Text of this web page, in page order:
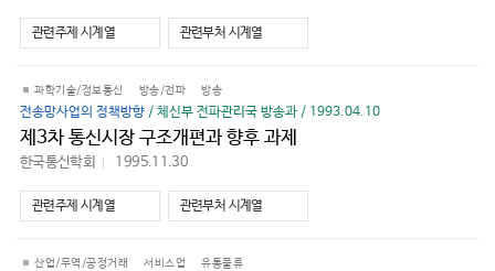
가
기
관련주제 시계열 관련부처 시계열
과학기술/정보통신 방송/전파 방송
전송망사업의 정책방향 / 체신부 전파관리국 방송과 / 1993.04.10
제3차 통신시장 구조개편과 향후 과제
한국통신학회 1995.11.30
가
기
관련주제 시계열 관련부처 시계열
산업/무역/공정거래 서비스업 유통물류